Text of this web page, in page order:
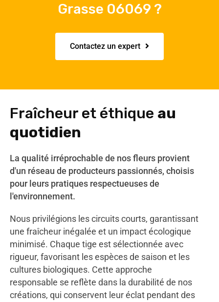
Grasse 06069 ?
Contactez un expert
Fraîcheur et éthique au
quotidien
La qualité irréprochable de nos fleurs provient
d'un réseau de producteurs passionnés, choisis
pour leurs pratiques respectueuses de
l'environnement.
Nous privilégions les circuits courts, garantissant
une fraîcheur inégalée et un impact écologique
minimisé. Chaque tige est sélectionnée avec
rigueur, favorisant les espèces de saison et les
cultures biologiques. Cette approche
responsable se reflète dans la durabilité de nos
créations, qui conservent leur éclat pendant des